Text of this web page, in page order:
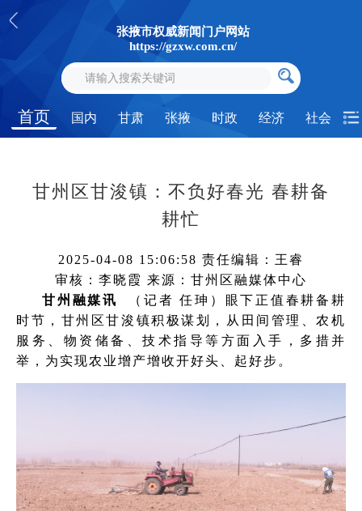
张掖市权威新闻门户网站
https://gzxw.com.cn/
首页 国内 甘肃 张掖 时政 经济 社会
甘州区甘浚镇：不负好春光 春耕备
耕忙
2025-04-08 15:06:58 责任编辑：王睿
审核：李晓霞 来源：甘州区融媒体中心
甘州融媒讯
（记者 任珅）眼下正值春耕备耕
时节，甘州区甘浚镇积极谋划，从田间管理、农机
服务、物资储备、技术指导等方面入手，多措并
举，为实现农业增产增收开好头、起好步。